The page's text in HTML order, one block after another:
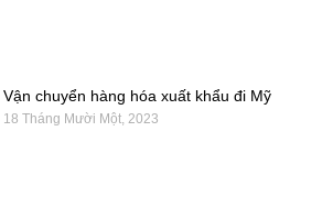
Vận chuyển hàng hóa xuất khẩu đi Mỹ
18 Tháng Mười Một, 2023